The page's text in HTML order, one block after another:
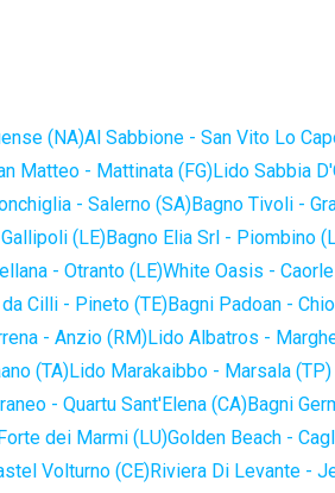
(NA)Al Sabbione - San Vito Lo
Matteo - Mattinata (FG)Lido Sabbia
- Salerno (SA)Bagno Tivoli -
(LE)Bagno Elia Srl - Piombino
- Otranto (LE)White Oasis -
Cilli - Pineto (TE)Bagni Padoan -
- Anzio (RM)Lido Albatros -
(TA)Lido Marakaibbo - Marsala (TP)
- Quartu Sant'Elena (CA)Bagni
dei Marmi (LU)Golden Beach -
Volturno (CE)Riviera Di Levante -